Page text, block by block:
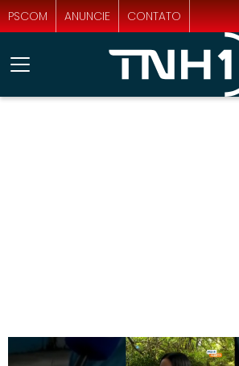
PSCOM ANUNCIE CONTATO